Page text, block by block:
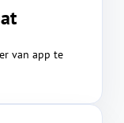
van app te